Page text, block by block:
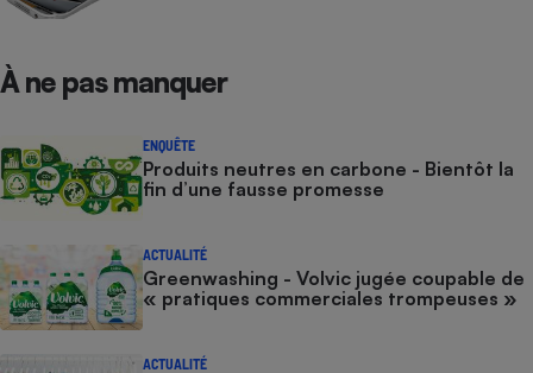
À ne pas manquer
ENQUÊTE
Produits neutres en carbone - Bientôt la
fin d’une fausse promesse
ACTUALITÉ
Greenwashing - Volvic jugée coupable de
« pratiques commerciales trompeuses »
ACTUALITÉ